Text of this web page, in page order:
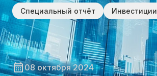
Специальный отчёт Инвестиции
08 октября 2024